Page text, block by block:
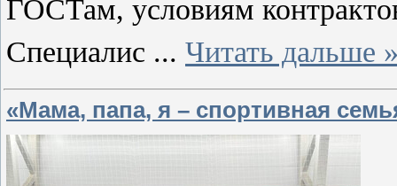
ГОСТам, условиям
Специалис ... Читать дальше
«Мама, папа, я – спортивная